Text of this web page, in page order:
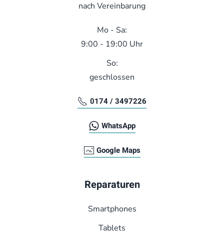
nach Vereinbarung
Mo - Sa:
9:00 - 19:00 Uhr
So:
geschlossen
0174 / 3497226
WhatsApp
Google Maps
Reparaturen
Smart­phones
Tablets